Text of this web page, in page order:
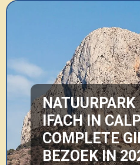
IFACH IN
COMPLETE
BEZOEK IN